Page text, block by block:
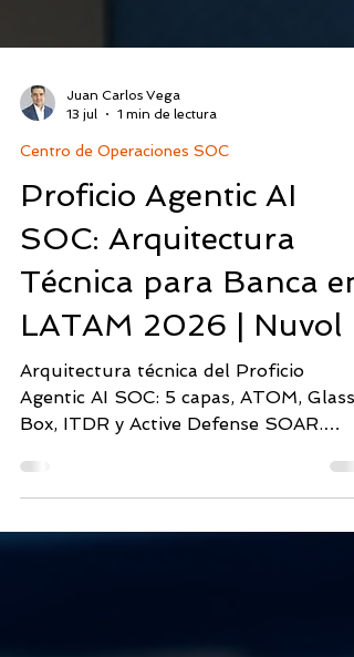
Juan Carlos Vega
13 jul
1 min de lectura
Centro de Operaciones SOC
Proficio Agentic AI
SOC: Arquitectura
Técnica para Banca en
LATAM 2026 | Nuvol
Arquitectura técnica del Proficio
Agentic AI SOC: 5 capas, ATOM, Glass